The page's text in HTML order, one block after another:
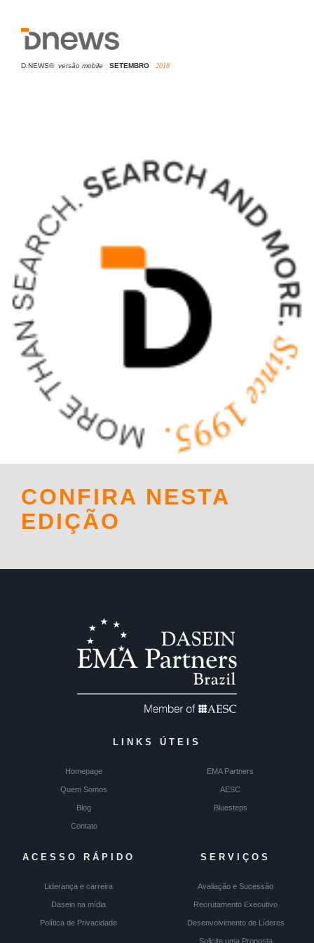
D.NEWS® versão mobile SETEMBRO 2018
CONFIRA NESTA
EDIÇÃO
LINKS ÚTEIS
Homepage EMA Partners
Quem Somos AESC
Blog Bluesteps
Contato
ACESSO RÁPIDO
Liderança e carreira
Dasein na mídia
Política de Privacidade
SERVIÇOS
Avaliação e Sucessão
Recrutamento Executivo
Desenvolvimento de Líderes
Solicite uma Proposta